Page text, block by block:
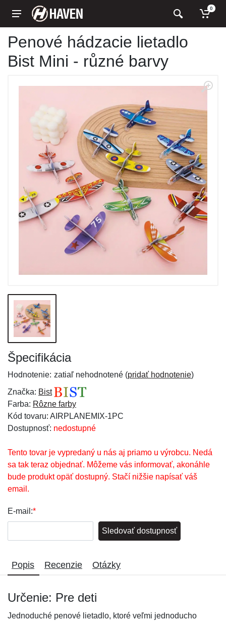
0
Penové hádzacie lietadlo
Bist Mini - různé barvy
Špecifikácia
Hodnotenie: zatiaľ nehodnotené (pridať hodnotenie)
Značka: Bist
Farba: Rôzne farby
Kód tovaru: AIRPLANEMIX-1PC
Dostupnosť: nedostupné
Tento tovar je vypredaný u nás aj priamo u výrobcu. Nedá
sa tak teraz objednať. Môžeme vás informovať, akonáhle
bude produkt opäť dostupný. Stačí nižšie napísať váš
email.
E-mail:*
Sledovať dostupnosť
Popis Recenzie Otázky
Určenie: Pre deti
Jednoduché penové lietadlo, ktoré veľmi jednoducho